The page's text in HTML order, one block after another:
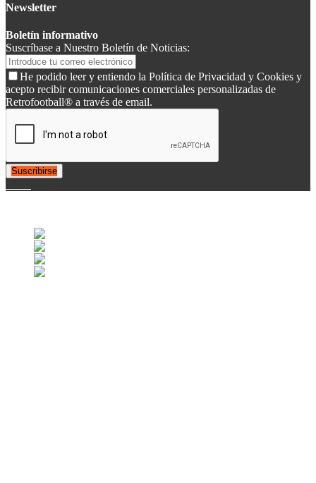
Newsletter
Boletín informativo
Suscríbase a Nuestro Boletín de Noticias:
He podido leer y entiendo la Política de Privacidad y Cookies y
acepto recibir comunicaciones comerciales personalizadas de
Retrofootball® a través de email.
Suscribirse